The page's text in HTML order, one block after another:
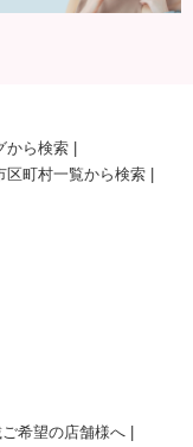
から検索
区町村一覧から検索
希望の店舗様へ